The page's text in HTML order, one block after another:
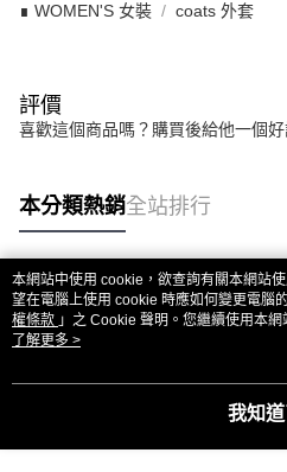
∎ WOMEN'S 女裝 coats 外套
評價
喜歡這個商品嗎？購買後給他一個
本分類熱銷全站排行
熱門標籤
本網站中使用 cookie，欲查詢有關本網站
望在電腦上使用 cookie 時應如何變更電腦
權條款 」之 Cookie 聲明。您繼續使用本
用條款之 Cookie 聲明使用 cookie。
了解更多 >
我知